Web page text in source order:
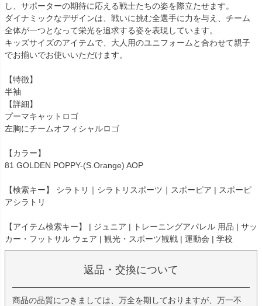
し、サポーターの期待に応える戦士たちの姿を際立たせます。
ダイナミックなデザインは、戦いに挑む全選手に力を与え、チーム
全体が一つとなって栄光を追求する姿を表現しています。
キッズサイズのアイテムで、大人用のユニフォームと合わせて親子
でお揃いでお使いいただけます。
【特徴】
半袖
【詳細】
プーマキャットロゴ
左胸にチームオフィシャルロゴ
【カラー】
81 GOLDEN POPPY-(S.Orange) AOP
【検索キー】 シラトリ｜シラトリスポーツ｜スポーピア | スポーピ
アシラトリ
【アイテム検索キー】 | ジュニア | トレーニングアパレル 用品 | サッ
カー・フットサル ウェア | 観光・スポーツ観戦 | 運動会 | 学校
返品・交換について
商品の品質につきましては、万全を期しておりますが、万一不